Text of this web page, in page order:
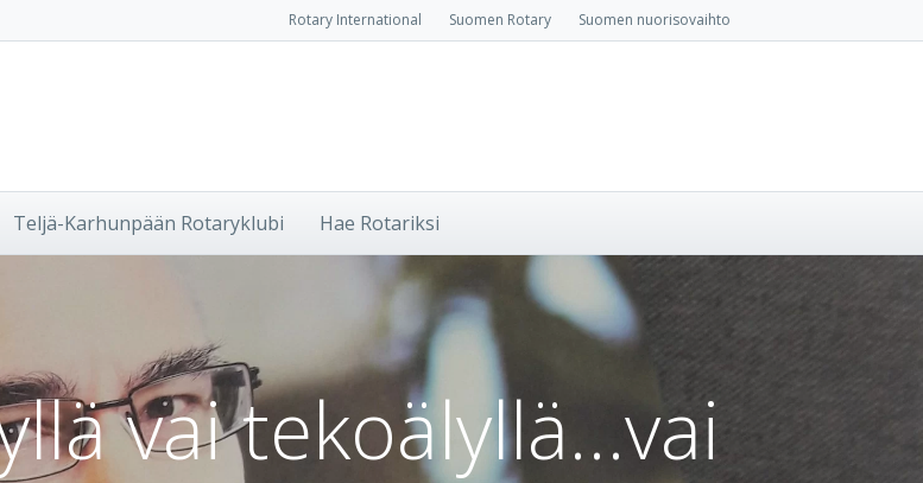
Rotary International Suomen Rotary Suomen nuorisovaihto
Teljä-Karhunpään Rotaryklubi Hae Rotariksi
vai tekoälyllä…vai